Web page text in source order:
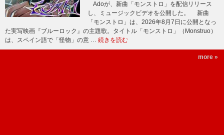
Adoが、新曲「モンストロ」を配信リリース
し、ミュージックビデオを公開した。 新曲
「モンストロ」は、2026年8月7日に公開となっ
た実写映画『ブルーロック』の主題歌。タイトル「モンストロ」（Monstruo）
は、スペイン語で「怪物」の意 … 続きを読む
more »